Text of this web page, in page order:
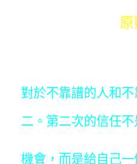
原
對於不靠譜的人和
二。第二次的信任
機會，而是給自己一